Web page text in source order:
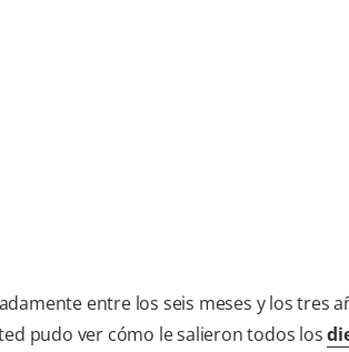
entre los seis meses y los tres
pudo ver cómo le salieron todos los